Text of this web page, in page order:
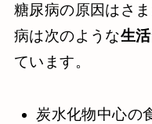
糖尿病の原因はさ
病は次のような生
ています。
炭水化物中心の